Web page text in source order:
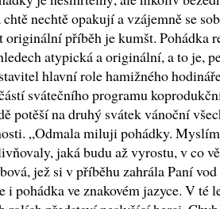
chtě nechtě opakují a vzájemně se
originální příběh je kumšt. Pohádka
atypická a originální, a to je,
hlavní role hamižného
svátečního programu
potěší na druhý svátek vánoční
„Odmala miluji pohádky.
jaká budu až vyrostu, v co
jež si v příběhu zahrála Paní
i pohádka ve znakovém jazyce. V té